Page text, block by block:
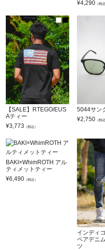
¥4,290（税込
【SALE】RTEGO/EUS
Aティー
¥3,773 （税込）
5044サン
¥2,750（税込
BAKI×WhimROTH アル
ティメットティー
¥6,490 （税込）
インディ
ペアデニ
ツ